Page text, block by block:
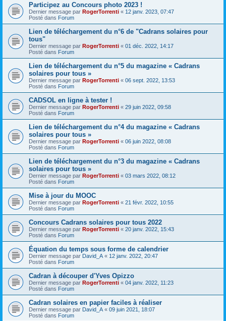
Participez au Concours photo 2023 !
Dernier message par RogerTorrenti « 12 janv. 2023, 07:47
Posté dans Forum
Lien de téléchargement du n°6 de "Cadrans solaires pour
tous"
Dernier message par RogerTorrenti « 01 déc. 2022, 14:17
Posté dans Forum
Lien de téléchargement du n°5 du magazine « Cadrans
solaires pour tous »
Dernier message par RogerTorrenti « 06 sept. 2022, 13:53
Posté dans Forum
CADSOL en ligne à tester !
Dernier message par RogerTorrenti « 29 juin 2022, 09:58
Posté dans Forum
Lien de téléchargement du n°4 du magazine « Cadrans
solaires pour tous »
Dernier message par RogerTorrenti « 06 juin 2022, 08:08
Posté dans Forum
Lien de téléchargement du n°3 du magazine « Cadrans
solaires pour tous »
Dernier message par RogerTorrenti « 03 mars 2022, 08:12
Posté dans Forum
Mise à jour du MOOC
Dernier message par RogerTorrenti « 21 févr. 2022, 10:55
Posté dans Forum
Concours Cadrans solaires pour tous 2022
Dernier message par RogerTorrenti « 20 janv. 2022, 15:43
Posté dans Forum
Équation du temps sous forme de calendrier
Dernier message par David_A « 12 janv. 2022, 20:47
Posté dans Forum
Cadran à découper d'Yves Opizzo
Dernier message par RogerTorrenti « 04 janv. 2022, 11:23
Posté dans Forum
Cadran solaires en papier faciles à réaliser
Dernier message par David_A « 09 juin 2021, 18:07
Posté dans Forum